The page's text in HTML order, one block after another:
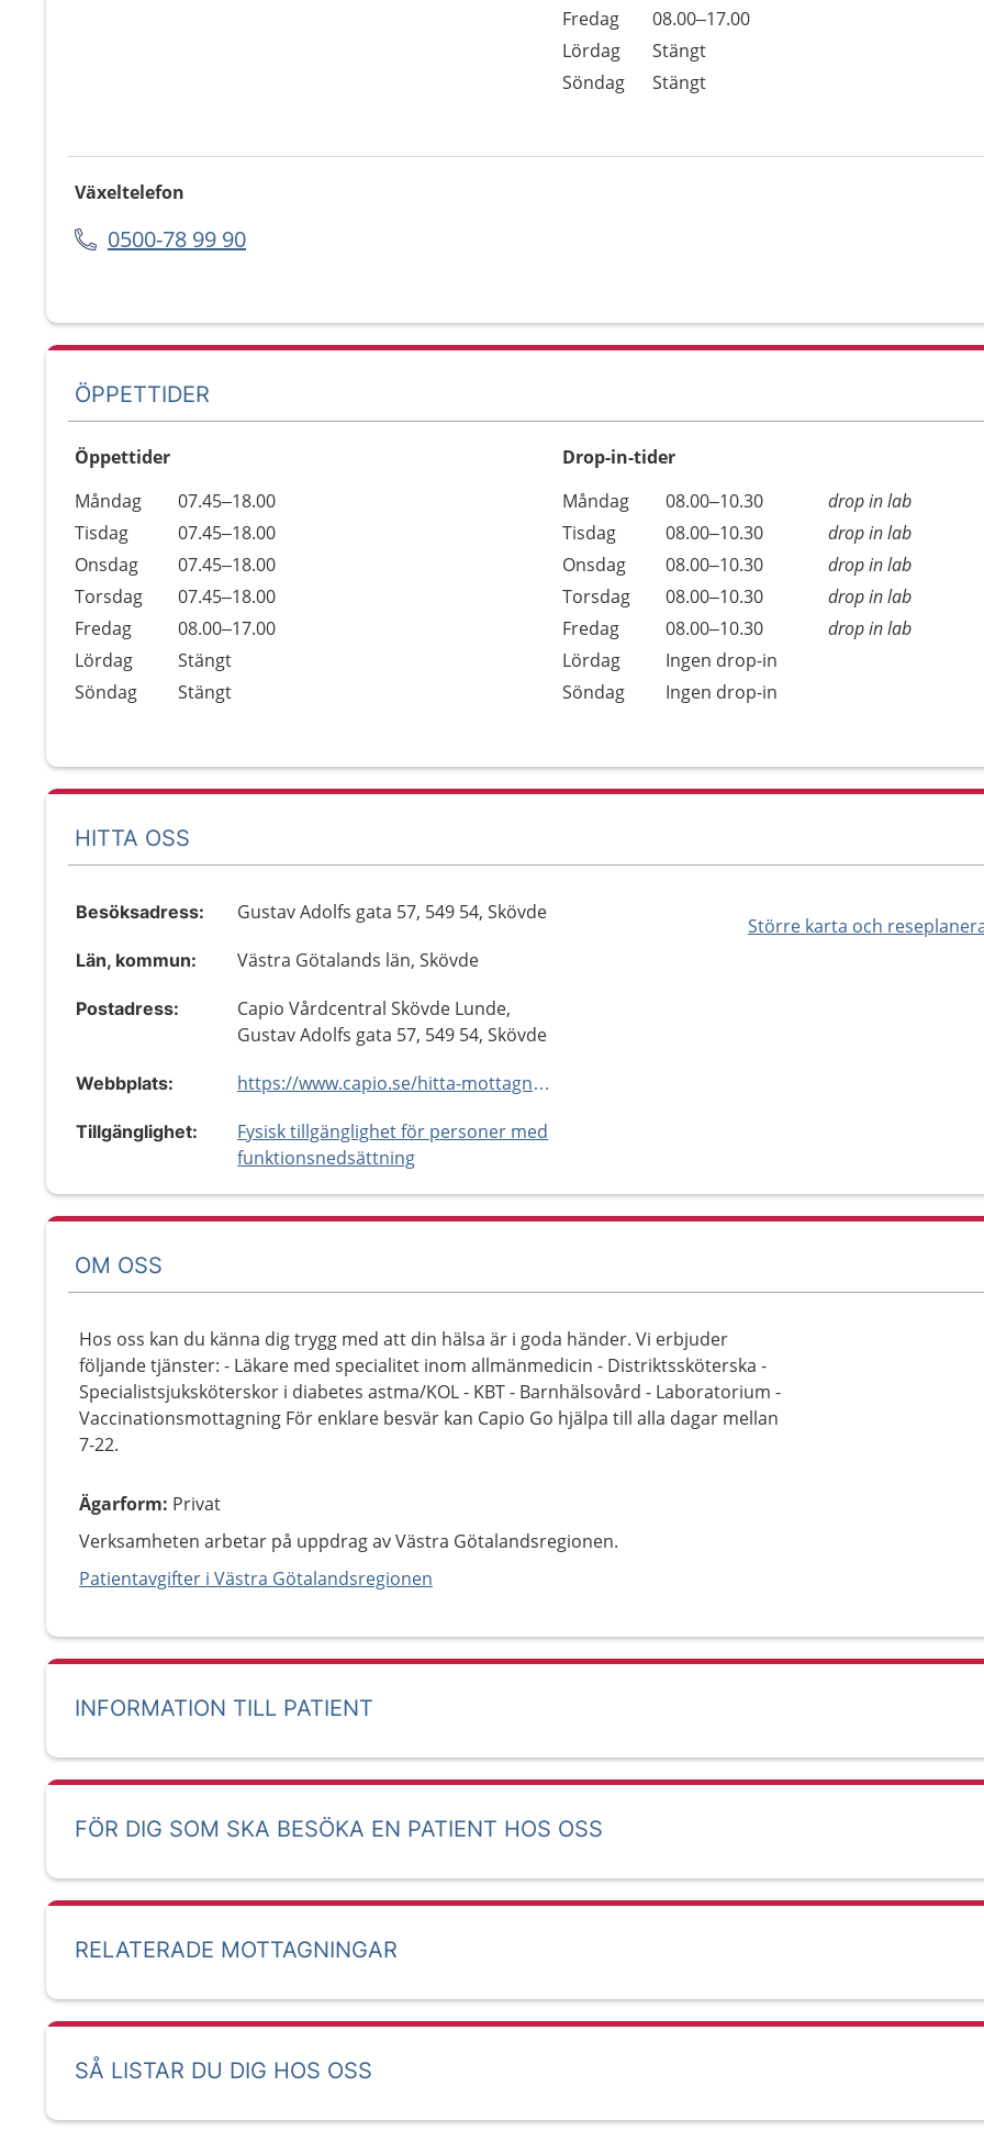
Fredag
08.00–17.00
Lördag
Stängt
Söndag
Stängt
Växeltelefon
0500-78 99 90
ÖPPETTIDER
Öppettider
Dag
Öppettider
Kommentarer
Måndag
07.45–18.00
Tisdag
07.45–18.00
Onsdag
07.45–18.00
Torsdag
07.45–18.00
Fredag
08.00–17.00
Lördag
Stängt
Söndag
Stängt
Drop-in-tider
Måndag
08.00–10.30
drop in lab
Tisdag
08.00–10.30
drop in lab
Onsdag
08.00–10.30
drop in lab
Torsdag
08.00–10.30
drop in lab
Fredag
08.00–10.30
drop in lab
Lördag
Ingen drop-in
Söndag
Ingen drop-in
HITTA OSS
Större karta och
Besöksadress: Gustav Adolfs gata 57, 549 54, Skövde
Län, kommun: Västra Götalands län, Skövde
Postadress:
Capio Vårdcentral Skövde Lunde,
Gustav Adolfs gata 57, 549 54, Skövde
Webbplats: https://www.capio.se/hitta-mottagning/primarvard/vardcentraler/lunden/
Tillgänglighet:
Fysisk tillgänglighet för personer med
funktionsnedsättning
OM OSS
Hos oss kan du känna dig trygg med att din hälsa är i goda händer. Vi erbjuder
följande tjänster: - Läkare med specialitet inom allmänmedicin - Distriktssköterska -
Specialistsjuksköterskor i diabetes astma/KOL - KBT - Barnhälsovård - Laboratorium -
Vaccinationsmottagning För enklare besvär kan Capio Go hjälpa till alla dagar mellan
7-22.
Ägarform: Privat
Verksamheten arbetar på uppdrag av Västra Götalandsregionen.
Patientavgifter i Västra Götalandsregionen
INFORMATION TILL PATIENT
FÖR DIG SOM SKA BESÖKA EN PATIENT HOS OSS
RELATERADE MOTTAGNINGAR
SÅ LISTAR DU DIG HOS OSS